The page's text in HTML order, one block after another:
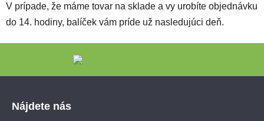
V prípade, že máme tovar na sklade a vy urobíte objednávku
do 14. hodiny, balíček vám príde už nasledujúci deň.
Nájdete nás